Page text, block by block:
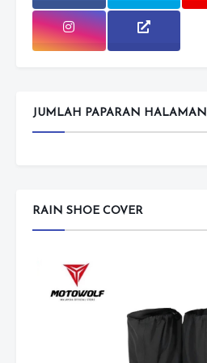
JUMLAH PAPARAN HALAMAN
RAIN SHOE COVER